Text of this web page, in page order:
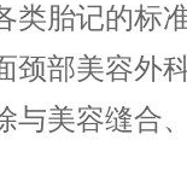
类胎记的标
颈部美容外
与美容缝合